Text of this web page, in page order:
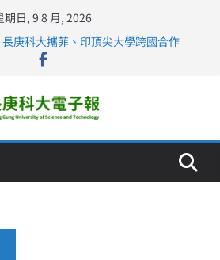
期日, 9 8 月, 2026
庚科大攜菲、印頂尖大學跨國合作
醫療集團、美容學校收穫豐
科大締結策略聯盟 培育護理尖兵
穩居《遠見》醫學大學第5名 辦學實力再